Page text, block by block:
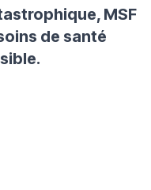
MSF
de santé